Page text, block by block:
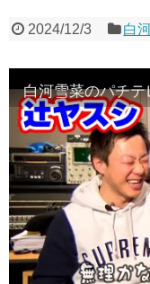
2024/12/3 白